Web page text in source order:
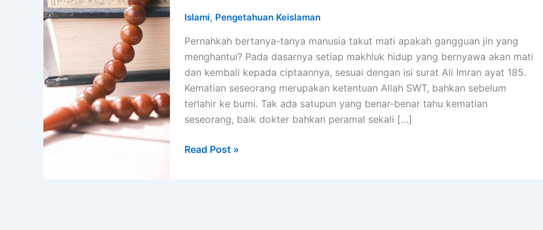
Islami, Pengetahuan Keislaman
Pernahkah bertanya-tanya manusia takut mati apakah gangguan jin yang
menghantui? Pada dasarnya setiap makhluk hidup yang bernyawa akan mati
dan kembali kepada ciptaannya, sesuai dengan isi surat Ali Imran ayat 185.
Kematian seseorang merupakan ketentuan Allah SWT, bahkan sebelum
terlahir ke bumi. Tak ada satupun yang benar-benar tahu kematian
seseorang, baik dokter bahkan peramal sekali […]
Benarkah
Read Post »